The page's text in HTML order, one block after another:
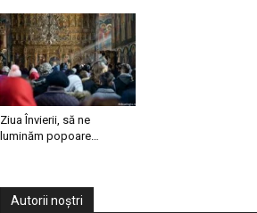
Ziua Învierii, să ne
luminăm popoare…
Autorii noștri